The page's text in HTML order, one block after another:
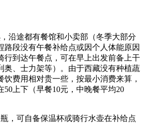
沿途都有餐馆和小卖部（冬季大部分
路段没有午餐补给点或因个人体能原因
行到达午餐点，可在早上出发前备上干
奥、士力架等）。由于西藏没有种植蔬
饮费用相对贵一些，按最小消费来算，
50上下（早餐10元，中晚餐平均20
，可自备保温杯或骑行水壶在补给点